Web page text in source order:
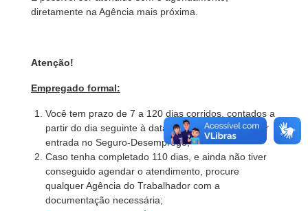
diretamente na Agência mais próxima.
Atenção!
Empregado formal:
Você tem prazo de 7 a 120 dias corridos, contados a
partir do dia seguinte à data de demissão, para dar
entrada no Seguro-Desemprego;
Caso tenha completado 110 dias, e ainda não tiver
conseguido agendar o atendimento, procure
qualquer Agência do Trabalhador com a
documentação necessária;